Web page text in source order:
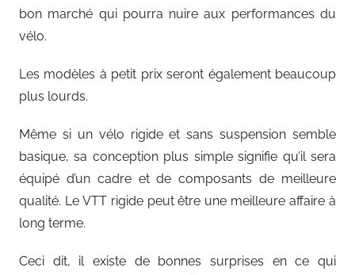
bon marché qui pourra nuire aux performances du
vélo.
Les modèles à petit prix seront également beaucoup
plus lourds.
Même si un vélo rigide et sans suspension semble
basique, sa conception plus simple signifie qu’il sera
équipé d’un cadre et de composants de meilleure
qualité. Le VTT rigide peut être une meilleure affaire à
long terme.
Ceci dit, il existe de bonnes surprises en ce qui